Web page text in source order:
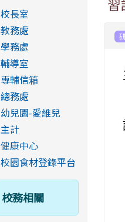
習
校長室
教務處
學務處
輔導室
專輔信箱
總務處
幼兒園-愛維兒
主計
健康中心
校園食材登錄平台
校務相關